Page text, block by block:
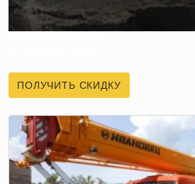
ПОЛУЧИТЬ СКИДКУ